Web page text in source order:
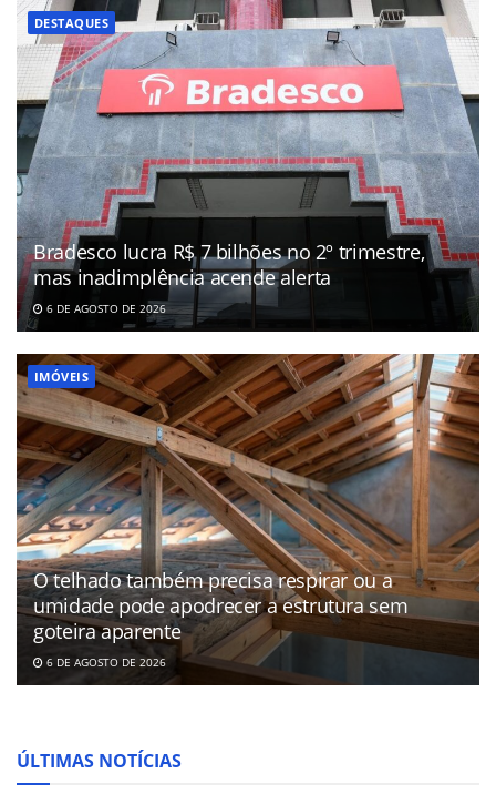
DESTAQUES
Bradesco lucra R$ 7 bilhões no 2º trimestre,
mas inadimplência acende alerta
6 DE AGOSTO DE 2026
IMÓVEIS
O telhado também precisa respirar ou a
umidade pode apodrecer a estrutura sem
goteira aparente
6 DE AGOSTO DE 2026
ÚLTIMAS NOTÍCIAS